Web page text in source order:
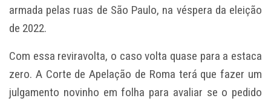
armada pelas ruas de São Paulo, na véspera da eleição
de 2022.
Com essa reviravolta, o caso volta quase para a estaca
zero. A Corte de Apelação de Roma terá que fazer um
julgamento novinho em folha para avaliar se o pedido